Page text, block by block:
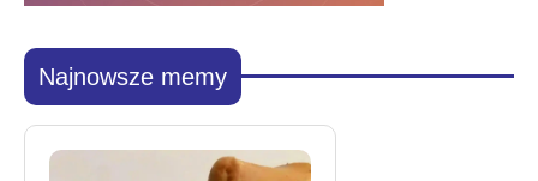
Najnowsze memy